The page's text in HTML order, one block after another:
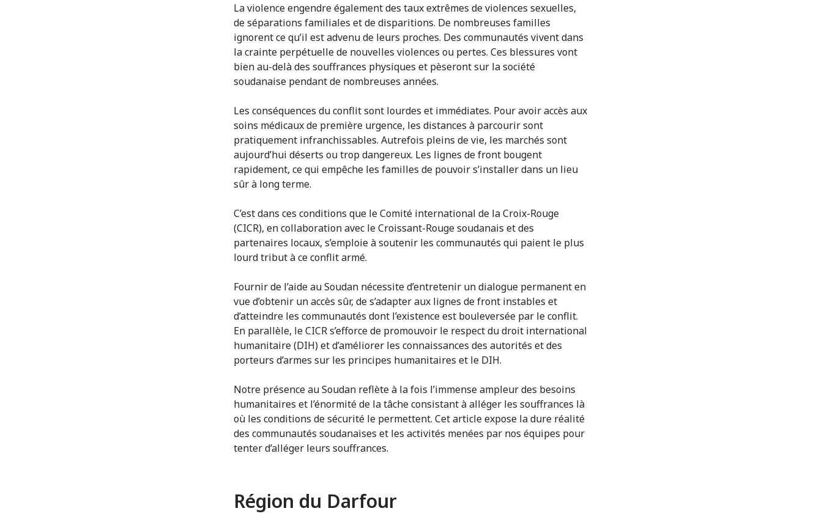
La violence engendre également des taux extrêmes de violences sexuelles,
de séparations familiales et de disparitions. De nombreuses familles
ignorent ce qu’il est advenu de leurs proches. Des communautés vivent dans
la crainte perpétuelle de nouvelles violences ou pertes. Ces blessures vont
bien au-delà des souffrances physiques et pèseront sur la société
soudanaise pendant de nombreuses années.
Les conséquences du conflit sont lourdes et immédiates. Pour avoir accès aux
soins médicaux de première urgence, les distances à parcourir sont
pratiquement infranchissables. Autrefois pleins de vie, les marchés sont
aujourd’hui déserts ou trop dangereux. Les lignes de front bougent
rapidement, ce qui empêche les familles de pouvoir s’installer dans un lieu
sûr à long terme.
C’est dans ces conditions que le Comité international de la Croix-Rouge
(CICR), en collaboration avec le Croissant-Rouge soudanais et des
partenaires locaux, s’emploie à soutenir les communautés qui paient le plus
lourd tribut à ce conflit armé.
Fournir de l’aide au Soudan nécessite d’entretenir un dialogue permanent en
vue d’obtenir un accès sûr, de s’adapter aux lignes de front instables et
d’atteindre les communautés dont l’existence est bouleversée par le conflit.
En parallèle, le CICR s’efforce de promouvoir le respect du droit international
humanitaire (DIH) et d’améliorer les connaissances des autorités et des
porteurs d’armes sur les principes humanitaires et le DIH.
Notre présence au Soudan reflète à la fois l’immense ampleur des besoins
humanitaires et l’énormité de la tâche consistant à alléger les souffrances là
où les conditions de sécurité le permettent. Cet article expose la dure réalité
des communautés soudanaises et les activités menées par nos équipes pour
tenter d’alléger leurs souffrances.
Région du Darfour